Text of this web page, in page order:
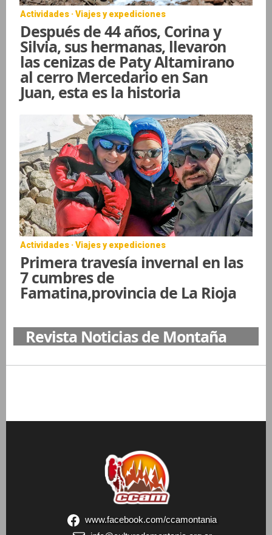
Actividades · Viajes y expediciones
Después de 44 años, Corina y
Silvia, sus hermanas, llevaron
las cenizas de Paty Altamirano
al cerro Mercedario en San
Juan, esta es la historia
Actividades · Viajes y expediciones
Primera travesía invernal en las
7 cumbres de
Famatina,provincia de La Rioja
Revista Noticias de Montaña
www.facebook.com/ccamontania